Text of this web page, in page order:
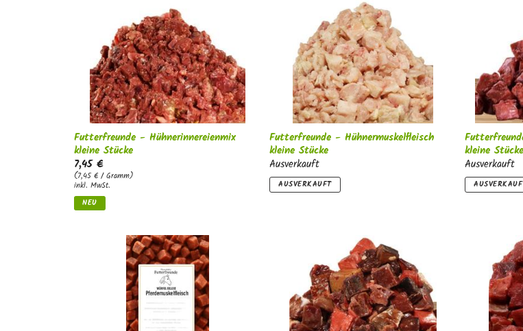
g
:
Futterfreunde - Hühnerinnereienmix
kleine Stücke
7,45 €
(7,45 € / Gramm)
inkl. MwSt.
NEU
Futterfreunde - Hühnermuskelfleisch
kleine Stücke
Ausverkauft
AUSVERKAUFT
kleine Stücke
Ausverkauft